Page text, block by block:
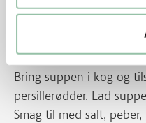
Hak kørvel, purløg og
Fjern alt synligt fedt fra
tynde strimler.
Bring suppen i kog og
persillerødder. Lad
Smag til med salt,